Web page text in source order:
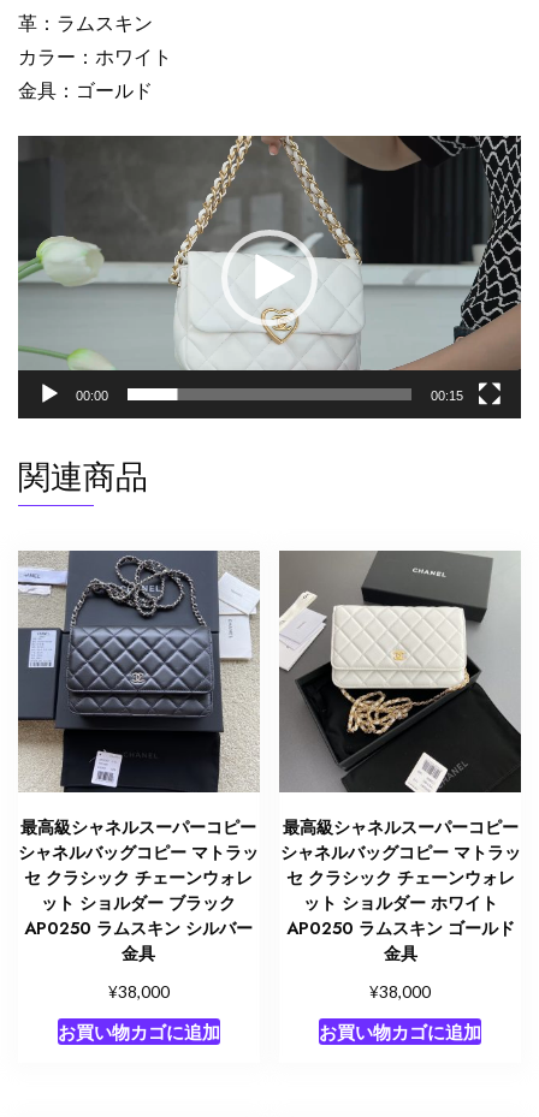
ワ
イ
AS2332
ラ
ム
ゴ
具
革：ラムスキン
カラー：ホワイト
金具：ゴールド
ー
ヤ
00:00 00:15
関連商品
最高級シャネルスーパーコピー
シャネルバッグコピー マトラッ
セ クラシック チェーンウォレ
ット ショルダー ブラック
AP0250 ラムスキン シルバー
金具
¥38,000
お買い物カゴに追加
最高級シャネルスーパーコピー
シャネルバッグコピー マトラッ
セ クラシック チェーンウォレ
ット ショルダー ホワイト
AP0250 ラムスキン ゴールド
金具
¥38,000
お買い物カゴに追加